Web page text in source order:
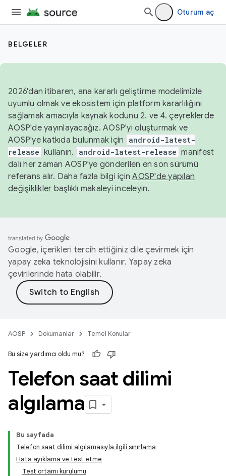
Oturum aç
BELGELER
2026'dan itibaren, ana kararlı geliştirme modelimizle
uyumlu olmak ve ekosistem için platform kararlılığını
sağlamak amacıyla kaynak kodunu 2. ve 4. çeyreklerde
AOSP'de yayınlayacağız. AOSP'yi oluşturmak ve
AOSP'ye katkıda bulunmak için
android-latest-
release kullanın. android-latest-release manifest
dalı her zaman AOSP'ye gönderilen en son sürümü
referans alır. Daha fazla bilgi içinAOSP'de yapılan
değişiklikler başlıklı makaleyi inceleyin.
Google, içerikleri tercih ettiğiniz dile çevirmek için
yapay zeka teknolojisini kullanır. Yapay zeka
çevirilerinde hata olabilir.
AOSP Dokümanlar Temel Konular
Bu size yardımcı oldu mu?
Telefon saat dilimi
algılama
Bu sayfada
Telefon saat dilimi algılamasıyla ilgili sınırlama
Hata ayıklama ve test etme
Test ortamı kurulumu